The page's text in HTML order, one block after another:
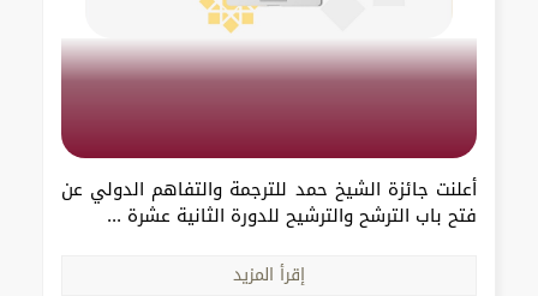
أعلنت جائزة الشيخ حمد للترجمة والتفاهم الدولي عن
فتح باب الترشح والترشيح للدورة الثانية عشرة ...
إقرأ المزيد